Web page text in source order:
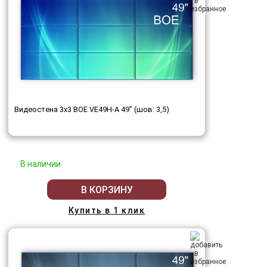
Видеостена 3x3 BOE VE49H-A 49" (шов: 3,5)
В наличии
В КОРЗИНУ
Купить в 1 клик